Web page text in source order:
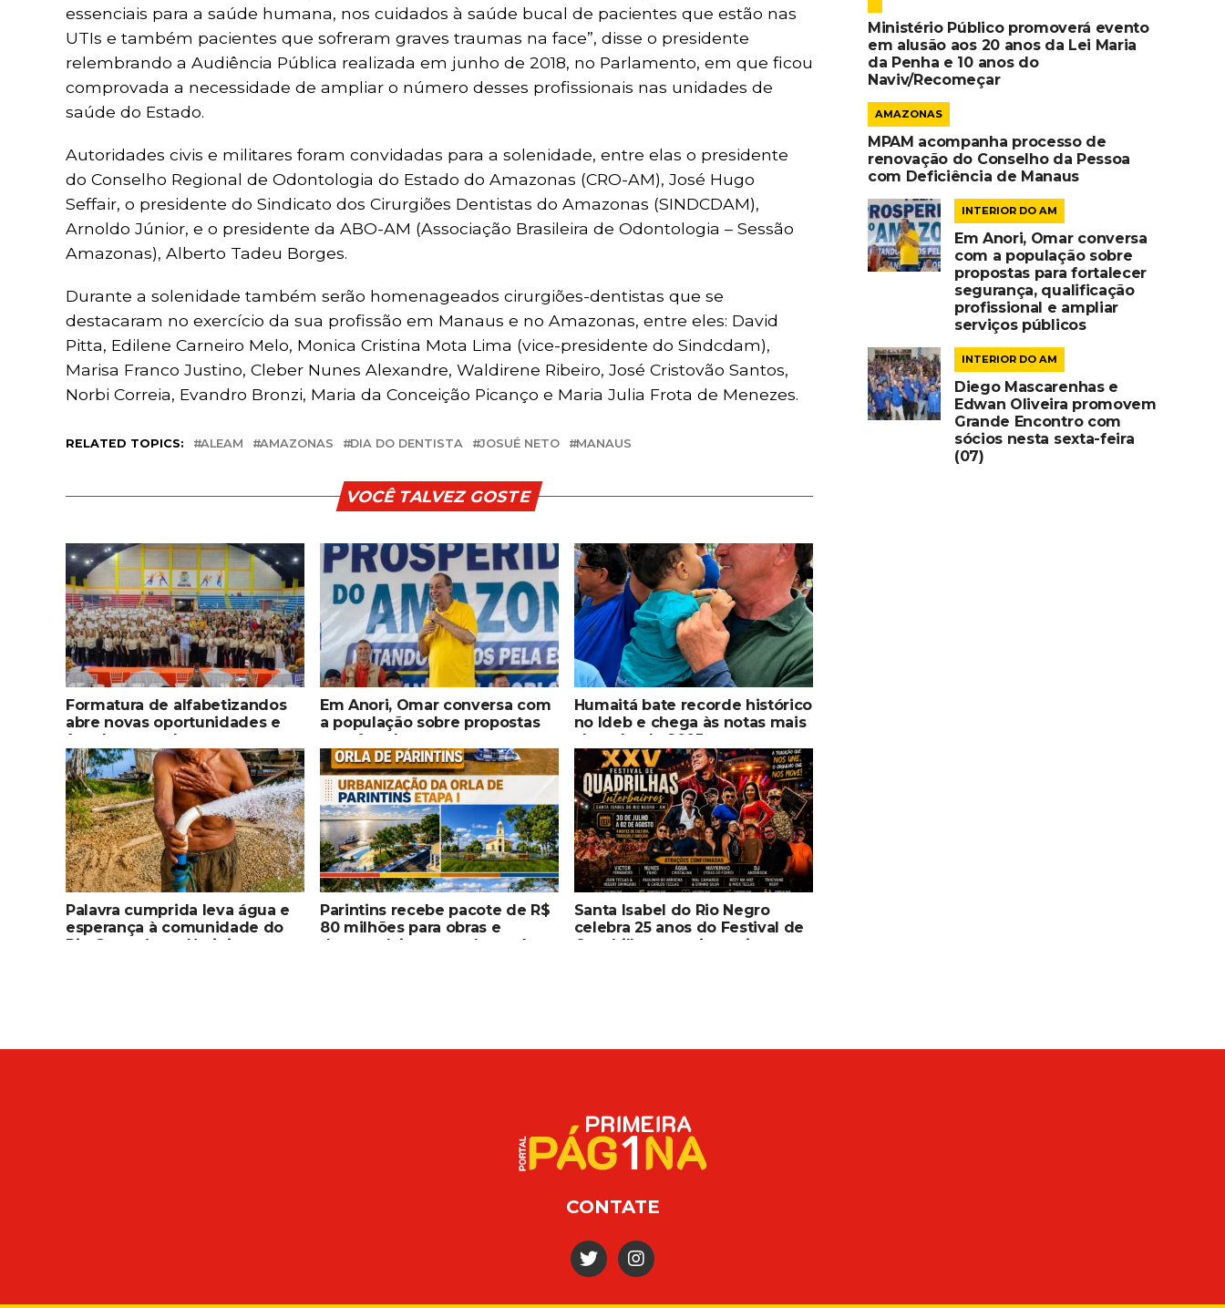
essenciais para a saúde humana, nos cuidados à saúde bucal de pacientes que estão nas
UTIs e também pacientes que sofreram graves traumas na face”, disse o presidente
relembrando a Audiência Pública realizada em junho de 2018, no Parlamento, em que ficou
comprovada a necessidade de ampliar o número desses profissionais nas unidades de
saúde do Estado.
Autoridades civis e militares foram convidadas para a solenidade, entre elas o presidente
do Conselho Regional de Odontologia do Estado do Amazonas (CRO-AM), José Hugo
Seffair, o presidente do Sindicato dos Cirurgiões Dentistas do Amazonas (SINDCDAM),
Arnoldo Júnior, e o presidente da ABO-AM (Associação Brasileira de Odontologia – Sessão
Amazonas), Alberto Tadeu Borges.
Durante a solenidade também serão homenageados cirurgiões-dentistas que se
destacaram no exercício da sua profissão em Manaus e no Amazonas, entre eles: David
Pitta, Edilene Carneiro Melo, Monica Cristina Mota Lima (vice-presidente do Sindcdam),
Marisa Franco Justino, Cleber Nunes Alexandre, Waldirene Ribeiro, José Cristovão Santos,
Norbi Correia, Evandro Bronzi, Maria da Conceição Picanço e Maria Julia Frota de Menezes.
RELATED TOPICS: ALEAM AMAZONAS DIA DO DENTISTA JOSUÉ NETO MANAUS
VOCÊ TALVEZ GOSTE
Formatura de alfabetizandos
abre novas oportunidades e
fortalece combate ao
analfabetismo em Parintins
Em Anori, Omar conversa com
a população sobre propostas
para fortalecer segurança,
qualificação profissional e
ampliar serviços públicos
Humaitá bate recorde histórico
no Ideb e chega às notas mais
altas desde 2005
Palavra cumprida leva água e
esperança à comunidade do
Rio Copacá, em Uarini
Parintins recebe pacote de R$
80 milhões para obras e
desenvolvimento urbano dos
Santa Isabel do Rio Negro
celebra 25 anos do Festival de
Quadrilhas com investimento
Ministério Público promoverá evento
em alusão aos 20 anos da Lei Maria
da Penha e 10 anos do
Naviv/Recomeçar
AMAZONAS
MPAM acompanha processo de
renovação do Conselho da Pessoa
com Deficiência de Manaus
INTERIOR DO AM
Em Anori, Omar conversa
com a população sobre
propostas para fortalecer
segurança, qualificação
profissional e ampliar
serviços públicos
INTERIOR DO AM
Diego Mascarenhas e
Edwan Oliveira promovem
Grande Encontro com
sócios nesta sexta-feira
(07)
CONTATE